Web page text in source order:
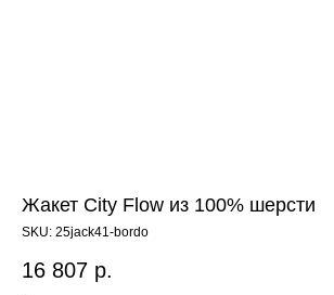
Жакет City Flow из 100% шерсти
SKU: 25jack41-bordo
16 807 р.